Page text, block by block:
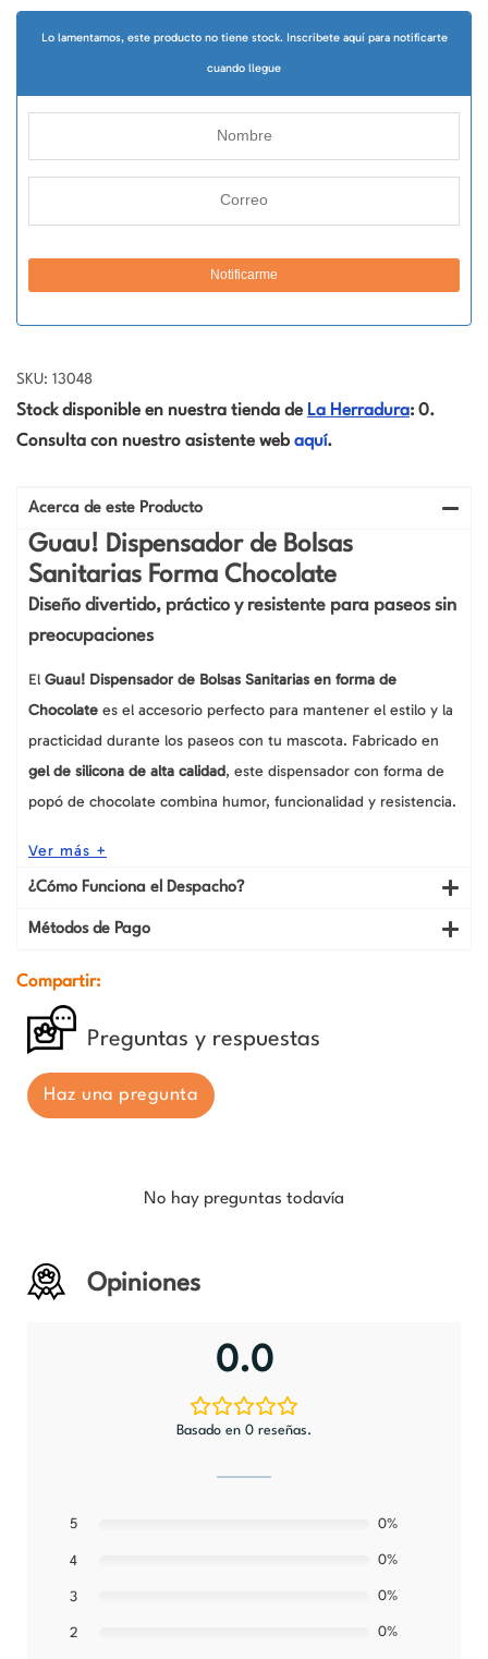
Lo lamentamos, este producto no tiene stock. Inscribete aquí para notificarte
cuando llegue
SKU: 13048
Stock disponible en nuestra tienda de La Herradura: 0.
Consulta con nuestro asistente web aquí.
Acerca de este Producto
Guau! Dispensador de Bolsas
Sanitarias Forma Chocolate
Diseño divertido, práctico y resistente para paseos sin
preocupaciones
El Guau! Dispensador de Bolsas Sanitarias en forma de
Chocolate es el accesorio perfecto para mantener el estilo y la
practicidad durante los paseos con tu mascota. Fabricado en
gel de silicona de alta calidad, este dispensador con forma de
popó de chocolate combina humor, funcionalidad y resistencia.
Ver más +
¿Cómo Funciona el Despacho?
Métodos de Pago
Compartir:
Preguntas y respuestas
Haz una pregunta
No hay preguntas todavía
Opiniones
0.0
Basado en 0 reseñas.
5 0%
4 0%
3 0%
2 0%